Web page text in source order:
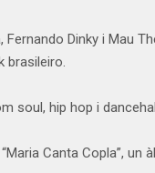
Dinky i Mau
brasileiro.
soul, hip hop i
Canta Copla”,